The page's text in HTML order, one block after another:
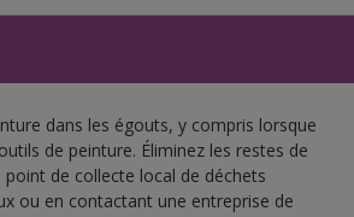
dans les égouts, y compris lorsque
de peinture. Éliminez les restes de
de collecte local de déchets
ou en contactant une entreprise de